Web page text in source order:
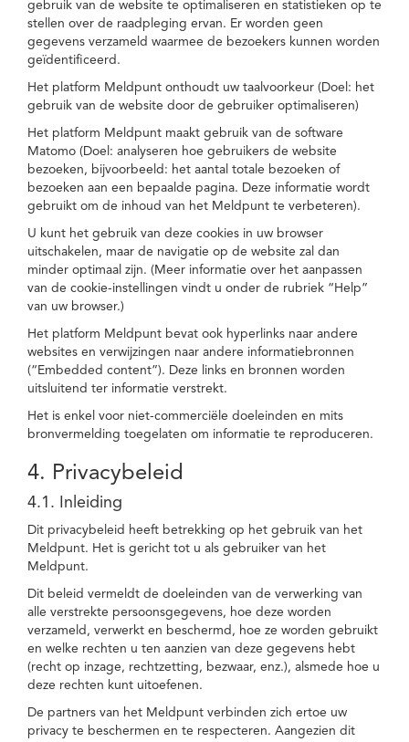
gebruik van de website te optimaliseren en statistieken op te
stellen over de raadpleging ervan. Er worden geen
gegevens verzameld waarmee de bezoekers kunnen worden
geïdentificeerd.
Het platform Meldpunt onthoudt uw taalvoorkeur (Doel: het
gebruik van de website door de gebruiker optimaliseren)
Het platform Meldpunt maakt gebruik van de software
Matomo (Doel: analyseren hoe gebruikers de website
bezoeken, bijvoorbeeld: het aantal totale bezoeken of
bezoeken aan een bepaalde pagina. Deze informatie wordt
gebruikt om de inhoud van het Meldpunt te verbeteren).
U kunt het gebruik van deze cookies in uw browser
uitschakelen, maar de navigatie op de website zal dan
minder optimaal zijn. (Meer informatie over het aanpassen
van de cookie-instellingen vindt u onder de rubriek “Help”
van uw browser.)
Het platform Meldpunt bevat ook hyperlinks naar andere
websites en verwijzingen naar andere informatiebronnen
(“Embedded content”). Deze links en bronnen worden
uitsluitend ter informatie verstrekt.
Het is enkel voor niet-commerciële doeleinden en mits
bronvermelding toegelaten om informatie te reproduceren.
4. Privacybeleid
4.1. Inleiding
Dit privacybeleid heeft betrekking op het gebruik van het
Meldpunt. Het is gericht tot u als gebruiker van het
Meldpunt.
Dit beleid vermeldt de doeleinden van de verwerking van
alle verstrekte persoonsgegevens, hoe deze worden
verzameld, verwerkt en beschermd, hoe ze worden gebruikt
en welke rechten u ten aanzien van deze gegevens hebt
(recht op inzage, rechtzetting, bezwaar, enz.), alsmede hoe u
deze rechten kunt uitoefenen.
De partners van het Meldpunt verbinden zich ertoe uw
privacy te beschermen en te respecteren. Aangezien dit